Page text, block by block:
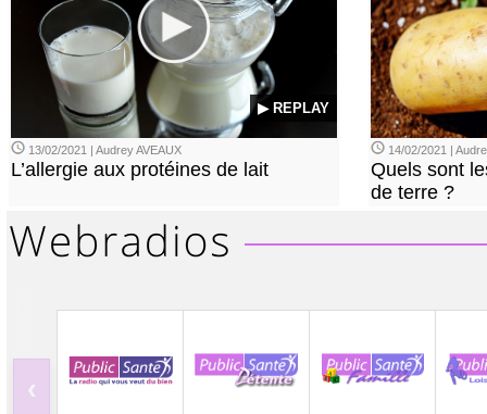
▶ REPLAY
13/02/2021 | Audrey AVEAUX
L’allergie aux protéines de lait
14/02/2021 |
Quels sont
de terre ?
‹